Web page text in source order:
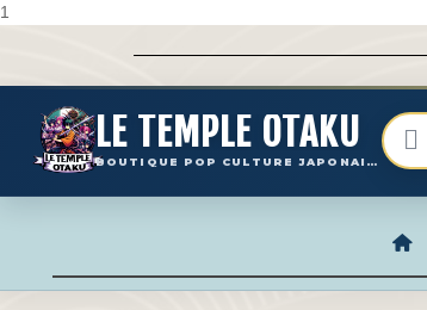
1
LE TEMPLE OTAKU
BOUTIQUE POP CULTURE JAPONAISE